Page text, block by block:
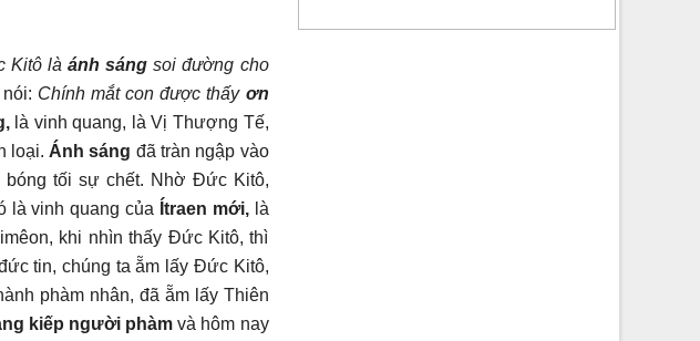
Kitô làánh sáng soi đường cho
Chính mắt con được thấy ơn
là vinh quang, là Vị Thượng Tế,
loại. Ánh sáng đã tràn ngập vào
tối sự chết. Nhờ Đức Kitô,
là vinh quang của Ítraen mới,là
khi nhìn thấy Đức Kitô, thì
tin, chúng ta ẵm lấy Đức Kitô,
phàm nhân, đã ẵm lấy Thiên
kiếp người phàm và hôm nay